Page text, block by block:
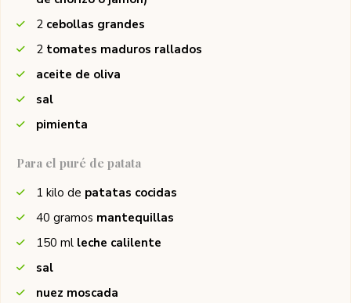
2 cebollas grandes
2 tomates maduros rallados
aceite de oliva
sal
pimienta
Para el puré de patata
1 kilo de patatas cocidas
40 gramos mantequillas
150 ml leche calilente
sal
nuez moscada